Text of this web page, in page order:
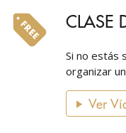
CLASE
Si no estás
organizar
Ver